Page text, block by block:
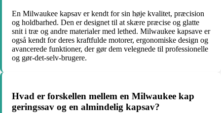
En Milwaukee kapsav er kendt for sin høje kvalitet, præcision
og holdbarhed. Den er designet til at skære præcise og glatte
snit i træ og andre materialer med lethed. Milwaukee kapsave er
også kendt for deres kraftfulde motorer, ergonomiske design og
avancerede funktioner, der gør dem velegnede til professionelle
og gør-det-selv-brugere.
Hvad er forskellen mellem en Milwaukee kap
geringssav og en almindelig kapsav?